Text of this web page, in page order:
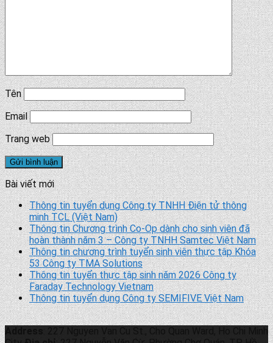
Tên
Email
Trang web
Bài viết mới
Thông tin tuyển dụng Công ty TNHH Điện tử thông
minh TCL (Việt Nam)
Thông tin Chương trình Co-Op dành cho sinh viên đã
hoàn thành năm 3 – Công ty TNHH Samtec Việt Nam
Thông tin chương trình tuyển sinh viên thực tập Khóa
53 Công ty TMA Solutions
Thông tin tuyển thực tập sinh năm 2026 Công ty
Faraday Technology Vietnam
Thông tin tuyển dụng Công ty SEMIFIVE Việt Nam
Address
: 227 Nguyen Van Cu St., Cho Quan Ward, Ho Chi Minh